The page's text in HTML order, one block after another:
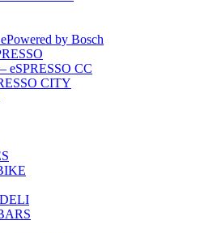
by Bosch
eSPRESSO CC
CITY